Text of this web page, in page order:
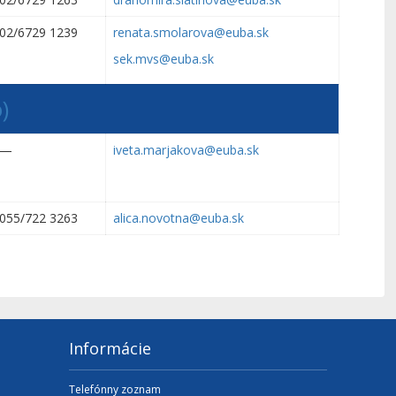
02/6729 1239
renata.smolarova@euba.sk
sek.mvs@euba.sk
— iveta.marjakova@euba.sk
055/722 3263 alica.novotna@euba.sk
Informácie
Telefónny zoznam